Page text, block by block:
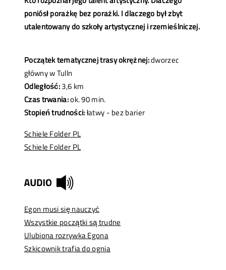
poniósł porażkę bez porażki. I dlaczego był zbyt
utalentowany do szkoły artystycznej i rzemieślniczej.
Początek tematycznej trasy okrężnej:dworzec
główny w Tulln
Odległość:3,6 km
Czas trwania:ok. 90 min.
Stopień trudności:łatwy - bez barier
Schiele Folder PL
Schiele Folder PL
Egon musi się nauczyć
Wszystkie początki są trudne
Ulubiona rozrywka Egona
Szkicownik trafia do ognia